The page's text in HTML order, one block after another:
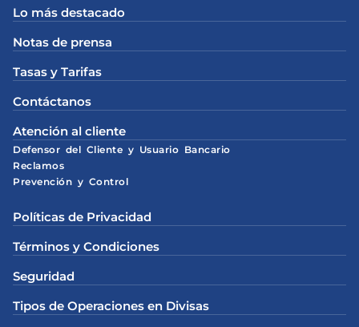
Lo más destacado
Notas de prensa
Tasas y Tarifas
Contáctanos
Atención al cliente
Defensor del Cliente y Usuario Bancario
Reclamos
Prevención y Control
Políticas de Privacidad
Términos y Condiciones
Seguridad
Tipos de Operaciones en Divisas